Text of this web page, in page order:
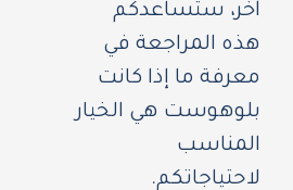
آخر، ستساعدكم
هذه المراجعة في
معرفة ما إذا كانت
بلوهوست هي الخيار
المناسب
لاحتياجاتكم.